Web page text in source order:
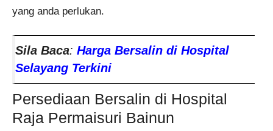
yang anda perlukan.
Sila Baca: Harga Bersalin di Hospital
Selayang Terkini
Persediaan Bersalin di Hospital
Raja Permaisuri Bainun